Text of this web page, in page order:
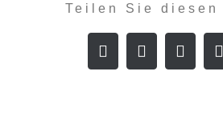
Teilen Sie diesen
Facebook
X